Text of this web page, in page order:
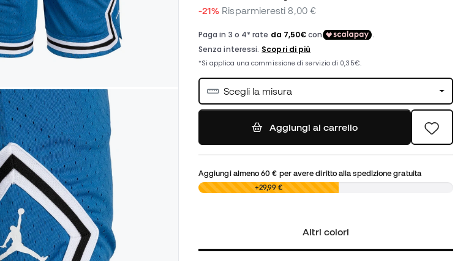
-21% Risparmieresti8,00 €
Scegli la misura
Aggiungi al carrello
Aggiungi almeno60 € per avere diritto alla spedizione gratuita
0,00 € +29,99 €
Altri colori